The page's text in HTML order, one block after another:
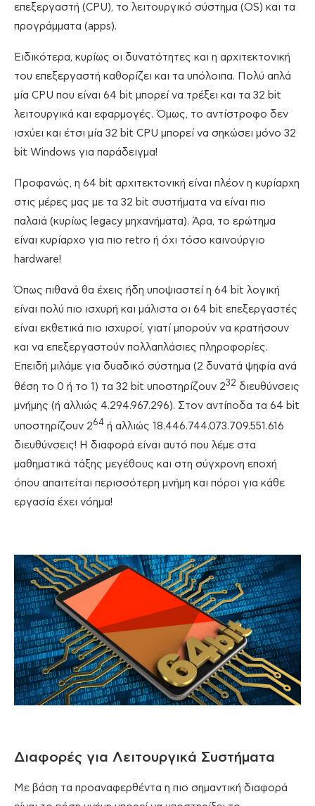
επεξεργαστή (CPU), το λειτουργικό σύστημα (OS) και τα
προγράμματα (apps).
Ειδικότερα, κυρίως οι δυνατότητες και η αρχιτεκτονική
του επεξεργαστή καθορίζει και τα υπόλοιπα. Πολύ απλά
μία CPU που είναι 64 bit μπορεί να τρέξει και τα 32 bit
λειτουργικά και εφαρμογές. Όμως, το αντίστροφο δεν
ισχύει και έτσι μία 32 bit CPU μπορεί να σηκώσει μόνο 32
bit Windows για παράδειγμα!
Προφανώς, η 64 bit αρχιτεκτονική είναι πλέον η κυρίαρχη
στις μέρες μας με τα 32 bit συστήματα να είναι πιο
παλαιά (κυρίως legacy μηχανήματα). Άρα, το ερώτημα
είναι κυρίαρχο για πιο retro ή όχι τόσο καινούργιο
hardware!
Όπως πιθανά θα έχεις ήδη υποψιαστεί η 64 bit λογική
είναι πολύ πιο ισχυρή και μάλιστα οι 64 bit επεξεργαστές
είναι εκθετικά πιο ισχυροί, γιατί μπορούν να κρατήσουν
και να επεξεργαστούν πολλαπλάσιες πληροφορίες.
Επειδή μιλάμε για δυαδικό σύστημα (2 δυνατά ψηφία ανά
θέση το 0 ή το 1) τα 32 bit υποστηρίζουν 232 διευθύνσεις
μνήμης (ή αλλιώς 4.294.967.296). Στον αντίποδα τα 64 bit
υποστηρίζουν 264 ή αλλιώς 18.446.744.073.709.551.616
διευθύνσεις! Η διαφορά είναι αυτό που λέμε στα
μαθηματικά τάξης μεγέθους και στη σύγχρονη εποχή
όπου απαιτείται περισσότερη μνήμη και πόροι για κάθε
εργασία έχει νόημα!
Διαφορές για Λειτουργικά Συστήματα
Με βάση τα προαναφερθέντα η πιο σημαντική διαφορά